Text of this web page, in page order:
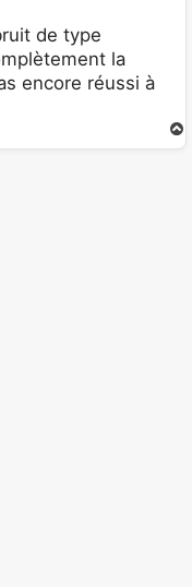
de type
la
encore réussi à